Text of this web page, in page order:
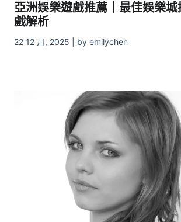
亞洲娛樂遊戲推薦｜最佳娛樂
戲解析
22 12 月, 2025 | by emilychen